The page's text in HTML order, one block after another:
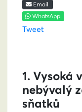
Email
WhatsApp
Tweet
1. Vysoká
nebývalý
sňatků